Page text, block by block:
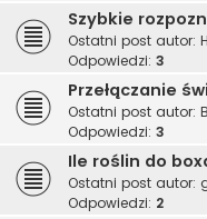
Szybkie
Ostatni post autor:
Odpowiedzi: 3
Przełączanie
Ostatni post autor:
Odpowiedzi: 3
Ile roślin do
Ostatni post autor:
Odpowiedzi: 2